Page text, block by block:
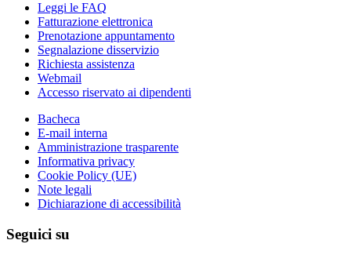
Leggi le FAQ
Fatturazione elettronica
Prenotazione appuntamento
Segnalazione disservizio
Richiesta assistenza
Webmail
Accesso riservato ai dipendenti
Bacheca
E-mail interna
Amministrazione trasparente
Informativa privacy
Cookie Policy (UE)
Note legali
Dichiarazione di accessibilità
Seguici su